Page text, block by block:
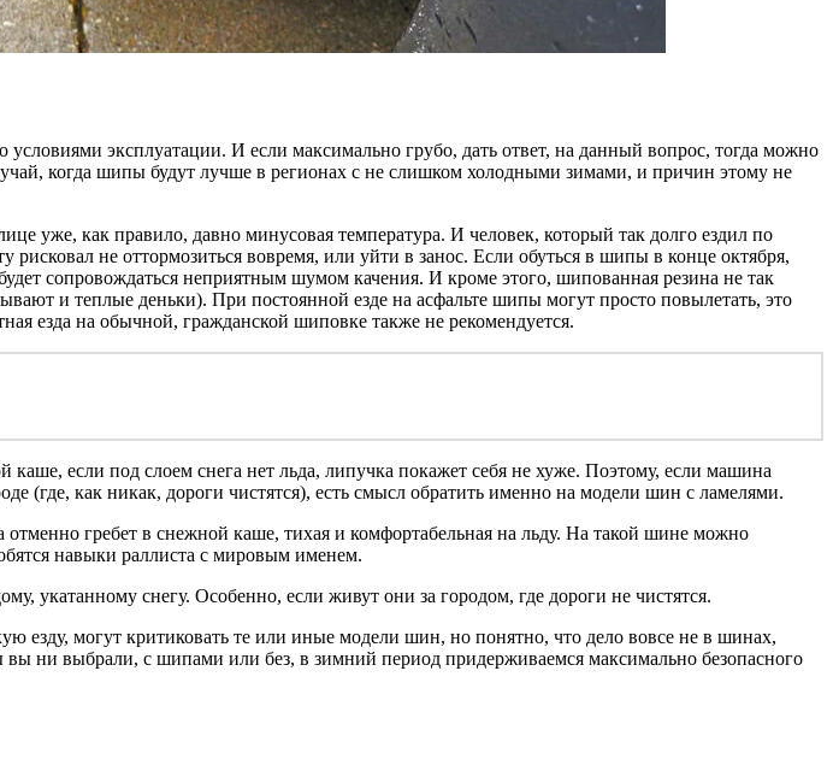
эксплуатации. И если максимально грубо, дать ответ, на данный вопрос, тогда можно
когда шипы будут лучше в регионах с не слишком холодными зимами, и причин этому не
уже, как правило, давно минусовая температура. И человек, который так долго ездил по
не оттормозиться вовремя, или уйти в занос. Если обуться в шипы в конце октября,
сопровождаться неприятным шумом качения. И кроме этого, шипованная резина не так
и теплые деньки). При постоянной езде на асфальте шипы могут просто повылетать, это
езда на обычной, гражданской шиповке также не рекомендуется.
если под слоем снега нет льда, липучка покажет себя не хуже. Поэтому, если машина
(где, как никак, дороги чистятся), есть смысл обратить именно на модели шин с ламелями.
гребет в снежной каше, тихая и комфортабельная на льду. На такой шине можно
навыки раллиста с мировым именем.
укатанному снегу. Особенно, если живут они за городом, где дороги не чистятся.
езду, могут критиковать те или иные модели шин, но понятно, что дело вовсе не в шинах,
ни выбрали, с шипами или без, в зимний период придерживаемся максимально безопасного